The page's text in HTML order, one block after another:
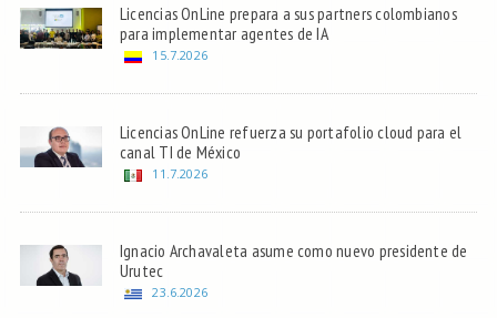
Licencias OnLine prepara a sus partners colombianos
para implementar agentes de IA
15.7.2026
Licencias OnLine refuerza su portafolio cloud para el
canal TI de México
11.7.2026
Ignacio Archavaleta asume como nuevo presidente de
Urutec
23.6.2026